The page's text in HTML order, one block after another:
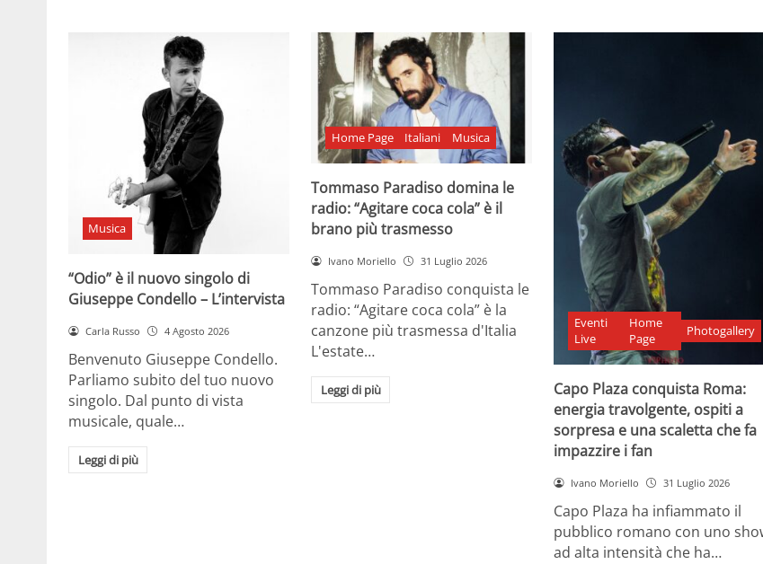
Musica
“Odio” è il nuovo singolo di
Giuseppe Condello – L’intervista
Carla Russo 4 Agosto 2026
Benvenuto Giuseppe Condello.
Parliamo subito del tuo nuovo
singolo. Dal punto di vista
musicale, quale…
Leggi di più
Home Page Italiani Musica
Tommaso Paradiso domina le
radio: “Agitare coca cola” è il
brano più trasmesso
Ivano Moriello 31 Luglio 2026
Tommaso Paradiso conquista le
radio: “Agitare coca cola” è la
canzone più trasmessa d'Italia
L'estate…
Leggi di più
Eventi
Live
Home
Page
Photogallery
Capo Plaza conquista Roma:
energia travolgente, ospiti a
sorpresa e una scaletta che fa
impazzire i fan
Ivano Moriello 31 Luglio 2026
Capo Plaza ha infiammato il
pubblico romano con uno
ad alta intensità che ha…